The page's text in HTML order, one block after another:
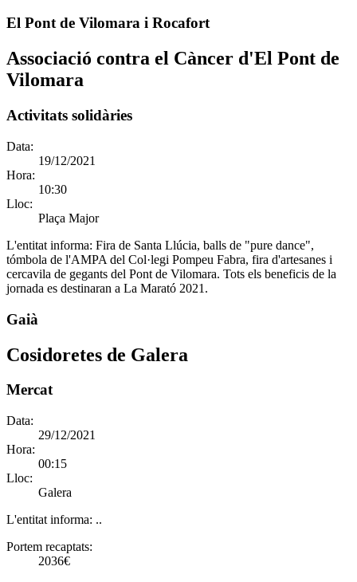
El Pont de Vilomara i Rocafort
Associació contra el Càncer d'El Pont de
Vilomara
Activitats solidàries
Data:
19/12/2021
Hora:
10:30
Lloc:
Plaça Major
L'entitat informa: Fira de Santa Llúcia, balls de "pure dance",
tómbola de l'AMPA del Col·legi Pompeu Fabra, fira d'artesanes i
cercavila de gegants del Pont de Vilomara. Tots els beneficis de la
jornada es destinaran a La Marató 2021.
Gaià
Cosidoretes de Galera
Mercat
Data:
29/12/2021
Hora:
00:15
Lloc:
Galera
L'entitat informa: ..
Portem recaptats:
2036€